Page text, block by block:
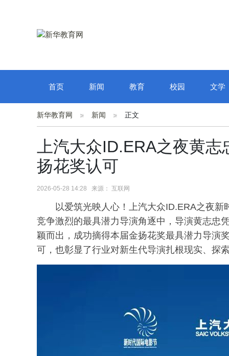
首页 新闻 教育 校园 文学
新华教育网 新闻 正文
上汽大众ID.ERA之夜黄
扬花奖认可
2026-05-28 14:28 来源： 互联网
以爱筑光映人心！ 上汽大众ID.ERA之夜新
竞争激烈的最具潜力导演角逐中，导演黄志忠
颖而出，成功摘得本届金扬花奖最具潜力导演
可，也彰显了行业对新生代导演扎根现实、探